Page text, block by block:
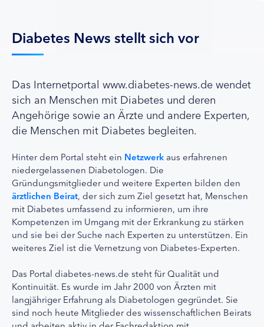
Diabetes News stellt sich vor
Das Internetportal www.diabetes-news.de wendet
sich an Menschen mit Diabetes und deren
Angehörige sowie an Ärzte und andere Experten,
die Menschen mit Diabetes begleiten.
Hinter dem Portal steht ein Netzwerk aus erfahrenen
niedergelassenen Diabetologen. Die
Gründungsmitglieder und weitere Experten bilden den
ärztlichen Beirat, der sich zum Ziel gesetzt hat, Menschen
mit Diabetes umfassend zu informieren, um ihre
Kompetenzen im Umgang mit der Erkrankung zu stärken
und sie bei der Suche nach Experten zu unterstützen. Ein
weiteres Ziel ist die Vernetzung von Diabetes-Experten.
Das Portal diabetes-news.de steht für Qualität und
Kontinuität. Es wurde im Jahr 2000 von Ärzten mit
langjähriger Erfahrung als Diabetologen gegründet. Sie
sind noch heute Mitglieder des wissenschaftlichen Beirats